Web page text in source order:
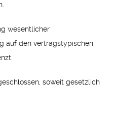
wesentlicher
auf den vertragstypischen,
soweit gesetzlich